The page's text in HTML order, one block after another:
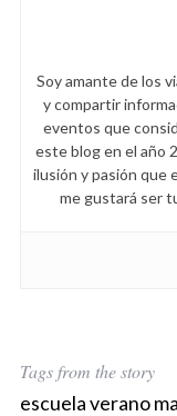
Soy amante de los
y compartir
eventos que
este blog en el año
ilusión y pasión que
me gustará ser
Tags from the story
escuela verano
e
a